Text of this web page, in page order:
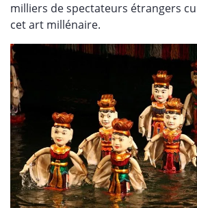
milliers de spectateurs étrangers
cet art millénaire.